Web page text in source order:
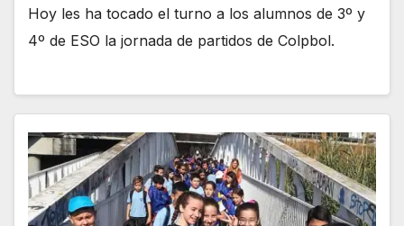
Hoy les ha tocado el turno a los alumnos de 3º y
4º de ESO la jornada de partidos de Colpbol.